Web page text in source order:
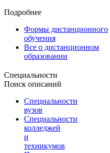
Подробнее
Формы дистанционного
обучения
Все о дистанционном
образовании
Специальности
Поиск описаний
Специальности
вузов
Специальности
колледжей
и
техникумов